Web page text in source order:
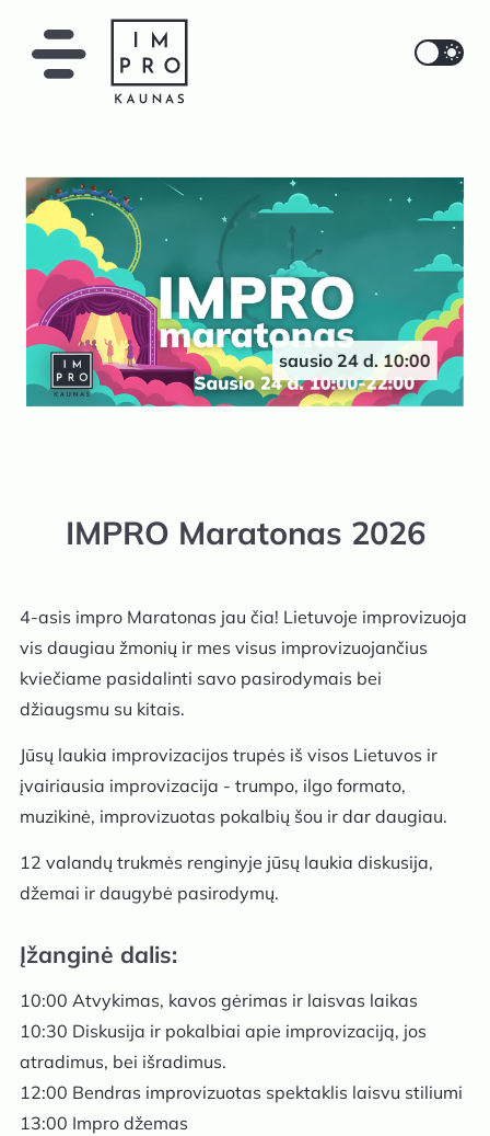
IMPRO Kaunas
sausio 24 d. 10:00
IMPRO Maratonas 2026
4-asis impro Maratonas jau čia! Lietuvoje improvizuoja
vis daugiau žmonių ir mes visus improvizuojančius
kviečiame pasidalinti savo pasirodymais bei
džiaugsmu su kitais.
Jūsų laukia improvizacijos trupės iš visos Lietuvos ir
įvairiausia improvizacija - trumpo, ilgo formato,
muzikinė, improvizuotas pokalbių šou ir dar daugiau.
12 valandų trukmės renginyje jūsų laukia diskusija,
džemai ir daugybė pasirodymų.
Įžanginė dalis:
10:00 Atvykimas, kavos gėrimas ir laisvas laikas
10:30 Diskusija ir pokalbiai apie improvizaciją, jos
atradimus, bei išradimus.
12:00 Bendras improvizuotas spektaklis laisvu stiliumi
13:00 Impro džemas